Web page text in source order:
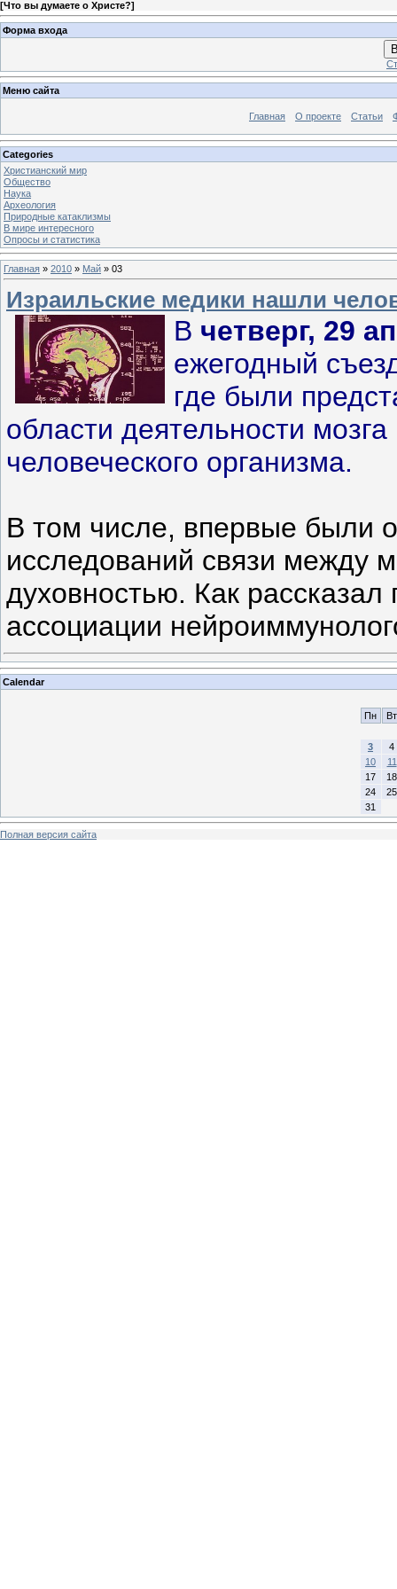
[Что вы думаете о Христе?]
Форма входа
Меню сайта
Главная О проекте Статьи
Categories
Христианский мир
Общество
Наука
Археология
Природные катаклизмы
В мире интересного
Опросы и статистика
Главная » 2010 » Май » 03
Израильские медики нашли
В четверг, 29
ежегодный
где были
области деятельности
человеческого организма.
В том числе, впервые были
исследований связи между
духовностью. Как
ассоциации
Calendar
Пн Вт
3
4
10
11
17
18
24
25
31
Полная версия сайта